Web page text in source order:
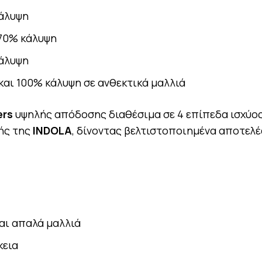
κάλυψη
100% κάλυψη σε ανθεκτικά μαλλιά
υψηλής απόδοσης διαθέσιμα σε 4 επίπεδα
της INDOLA, δίνοντας βελτιστοποιημένα
απαλά μαλλιά